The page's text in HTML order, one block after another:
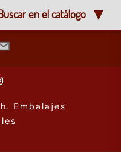
Embalajes
en el catálogo